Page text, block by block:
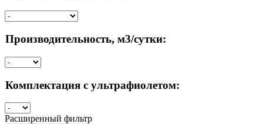
Производительность, м3/сутки:
Комплектация с ультрафиолетом:
Расширенный фильтр